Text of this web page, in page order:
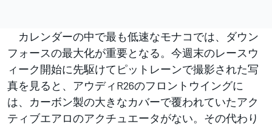
カレンダーの中で最も低速なモナコでは、ダウン
フォースの最大化が重要となる。今週末のレースウ
ィーク開始に先駆けてピットレーンで撮影された写
真を見ると、アウディR26のフロントウイングに
は、カーボン製の大きなカバーで覆われていたアク
ティブエアロのアクチュエータがない。その代わり